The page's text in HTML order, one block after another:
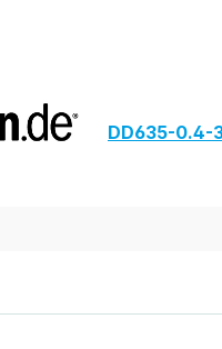
DD635-0.4-